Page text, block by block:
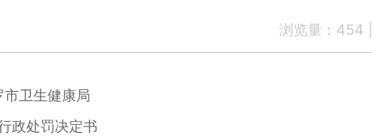
浏览量： 454
市卫生健康局
政处罚决定书